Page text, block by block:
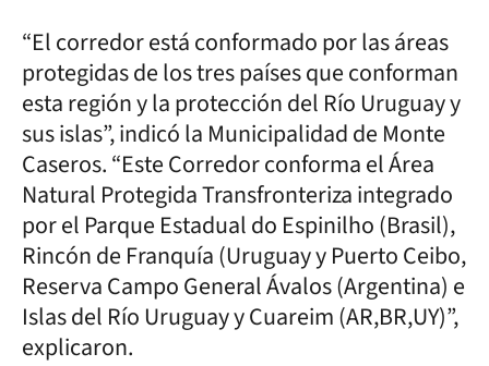
“El corredor está conformado por las áreas
protegidas de los tres países que conforman
esta región y la protección del Río Uruguay y
sus islas”, indicó la Municipalidad de Monte
Caseros. “Este Corredor conforma el Área
Natural Protegida Transfronteriza integrado
por el Parque Estadual do Espinilho (Brasil),
Rincón de Franquía (Uruguay y Puerto Ceibo,
Reserva Campo General Ávalos (Argentina) e
Islas del Río Uruguay y Cuareim (AR,BR,UY)”,
explicaron.